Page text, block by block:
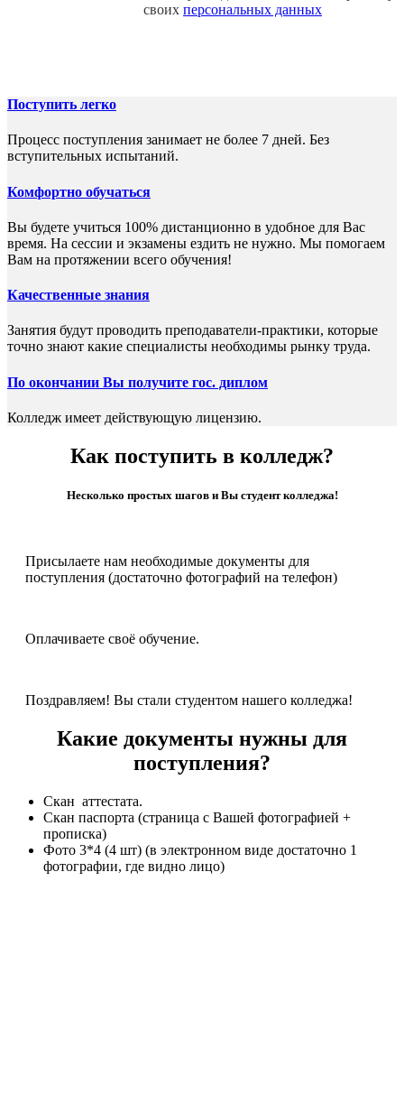
своих персональных данных
Поступить легко
Процесс поступления занимает не более 7 дней. Без
вступительных испытаний.
Комфортно обучаться
Вы будете учиться 100% дистанционно в удобное для Вас
время. На сессии и экзамены ездить не нужно. Мы помогаем
Вам на протяжении всего обучения!
Качественные знания
Занятия будут проводить преподаватели-практики, которые
точно знают какие специалисты необходимы рынку труда.
По окончании Вы получите гос. диплом
Колледж имеет действующую лицензию.
Как поступить в колледж?
Несколько простых шагов и Вы студент колледжа!
Присылаете нам необходимые документы для
поступления (достаточно фотографий на телефон)
Оплачиваете своё обучение.
Поздравляем! Вы стали студентом нашего колледжа!
Какие документы нужны для
поступления?
Скан аттестата.
Скан паспорта (страница с Вашей фотографией +
прописка)
Фото 3*4 (4 шт) (в электронном виде достаточно 1
фотографии, где видно лицо)